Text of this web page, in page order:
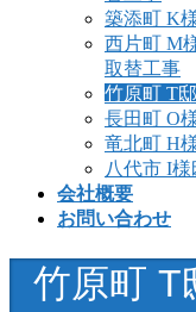
築添町 K
西片町 M
取替工事
竹原町 T
長田町 O
竜北町 H
八代市 I
会社概要
お問い合わせ
竹原町 T